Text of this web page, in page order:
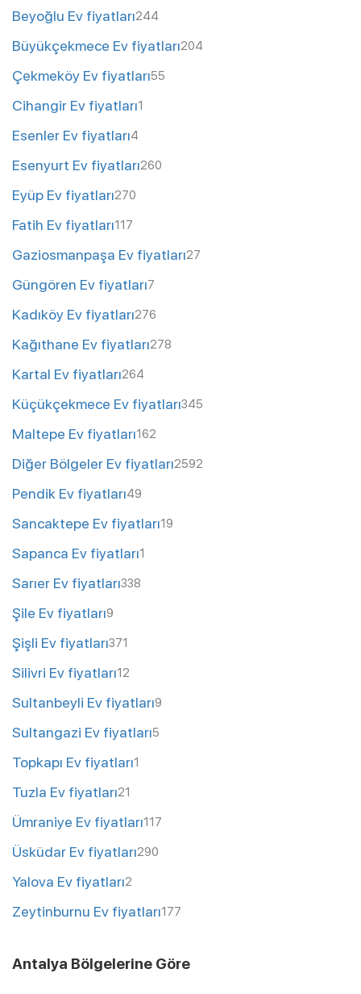
Beyoğlu Ev fiyatları244
Büyükçekmece Ev fiyatları204
Çekmeköy Ev fiyatları55
Cihangir Ev fiyatları1
Esenler Ev fiyatları4
Esenyurt Ev fiyatları260
Eyüp Ev fiyatları270
Fatih Ev fiyatları117
Gaziosmanpaşa Ev fiyatları27
Güngören Ev fiyatları7
Kadıköy Ev fiyatları276
Kağıthane Ev fiyatları278
Kartal Ev fiyatları264
Küçükçekmece Ev fiyatları345
Maltepe Ev fiyatları162
Diğer Bölgeler Ev fiyatları2592
Pendik Ev fiyatları49
Sancaktepe Ev fiyatları19
Sapanca Ev fiyatları1
Sarıer Ev fiyatları338
Şile Ev fiyatları9
Şişli Ev fiyatları371
Silivri Ev fiyatları12
Sultanbeyli Ev fiyatları9
Sultangazi Ev fiyatları5
Topkapı Ev fiyatları1
Tuzla Ev fiyatları21
Ümraniye Ev fiyatları117
Üsküdar Ev fiyatları290
Yalova Ev fiyatları2
Zeytinburnu Ev fiyatları177
Antalya Bölgelerine Göre